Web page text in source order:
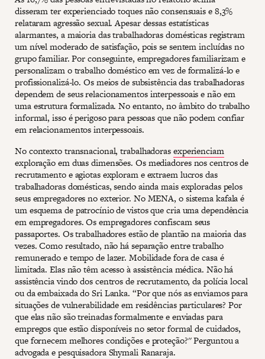
disseram ter experienciado toques não consensuais e 8,3%
relataram agressão sexual. Apesar dessas estatísticas
alarmantes, a maioria das trabalhadoras domésticas registram
um nível moderado de satisfação, pois se sentem incluídas no
grupo familiar. Por conseguinte, empregadores familiarizam e
personalizam o trabalho doméstico em vez de formalizá-lo e
profissionalizá-lo. Os meios de subsistência das trabalhadoras
dependem de seus relacionamentos interpessoais e não em
uma estrutura formalizada. No entanto, no âmbito do trabalho
informal, isso é perigoso para pessoas que não podem confiar
em relacionamentos interpessoais.
No contexto transnacional, trabalhadorasexperienciam
exploração em duas dimensões. Os mediadores nos centros de
recrutamento e agiotas exploram e extraem lucros das
trabalhadoras domésticas, sendo ainda mais exploradas pelos
seus empregadores no exterior. No MENA, o sistema kafala é
um esquema de patrocínio de vistos que cria uma dependência
em empregadores. Os empregadores confiscam seus
passaportes. Os trabalhadores estão de plantão na maioria das
vezes. Como resultado, não há separação entre trabalho
remunerado e tempo de lazer. Mobilidade fora de casa é
limitada. Elas não têm acesso à assistência médica. Não há
assistência vindo dos centros de recrutamento, da polícia local
ou da embaixada do Sri Lanka. “Por que nós as enviamos para
situações de vulnerabilidade em residências particulares? Por
que elas não são treinadas formalmente e enviadas para
empregos que estão disponíveis no setor formal de cuidados,
que fornecem melhores condições e proteção?'' Perguntou a
advogada e pesquisadora Shymali Ranaraja.